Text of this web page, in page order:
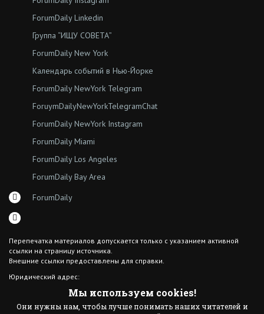
ForumDaily Linkedin
Группа “ИЩУ СОВЕТА”
ForumDaily New York
Календарь событий в Нью-Йорке
ForumDaily NewYork Telegram
ForuymDailyNewYorkTelegramChat
ForumDaily NewYork Instagram
ForumDaily Miami
ForumDaily Los Angeles
ForumDaily Bay Area
ForumDaily
Перепечатка материалов допускается только с указанием активной
ссылки на страницу источника.
Внешние ссылки предоставлены для справки.
Юридический адрес:
Brooklyn NY 11204Мы используем cookies!
Они нужны нам, чтобы лучше понимать наших читателей и